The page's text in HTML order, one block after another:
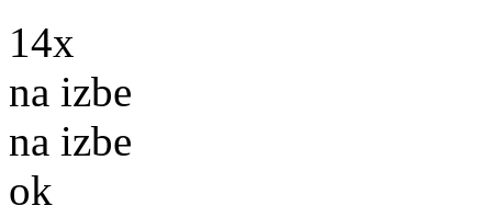
14x
na izbe
na izbe
ok